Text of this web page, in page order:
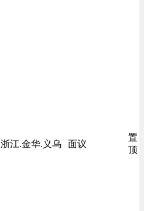
浙江.金华.义乌 面议
置
顶